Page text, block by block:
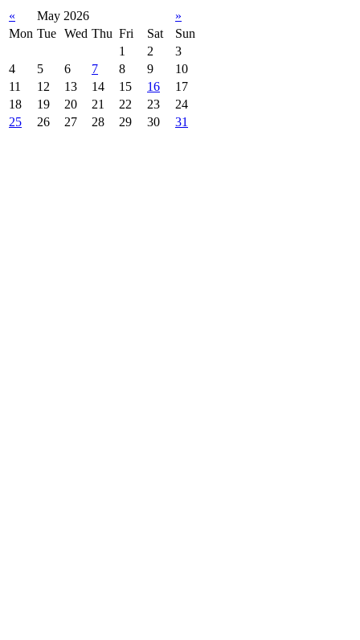
« May 2026
»
Mon Tue Wed Thu Fri Sat
Sun
1
2
3
4
5 6 7 8 9
10
11
12 13 14 15 16
17
18
19 20 21 22 23
24
25
26 27 28 29 30 31